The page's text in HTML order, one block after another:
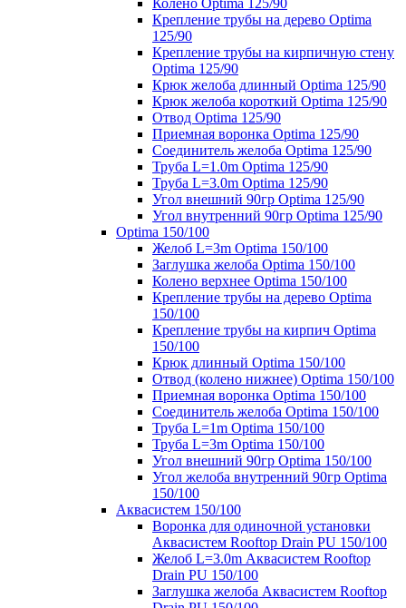
Колено Optima 125/90
Крепление трубы на дерево Optima
125/90
Крепление трубы на кирпичную стену
Optima 125/90
Крюк желоба длинный Optima 125/90
Крюк желоба короткий Optima 125/90
Отвод Optima 125/90
Приемная воронка Optima 125/90
Соединитель желоба Optima 125/90
Труба L=1.0m Optima 125/90
Труба L=3.0m Optima 125/90
Угол внешний 90гр Optima 125/90
Угол внутренний 90гр Optima 125/90
Optima 150/100
Желоб L=3m Optima 150/100
Заглушка желоба Optima 150/100
Колено верхнее Optima 150/100
Крепление трубы на дерево Optima
150/100
Крепление трубы на кирпич Optima
150/100
Крюк длинный Optima 150/100
Отвод (колено нижнее) Optima 150/100
Приемная воронка Optima 150/100
Соединитель желоба Optima 150/100
Труба L=1m Optima 150/100
Труба L=3m Optima 150/100
Угол внешний 90гр Optima 150/100
Угол желоба внутренний 90гр Optima
150/100
Аквасистем 150/100
Воронка для одиночной установки
Аквасистем Rooftop Drain PU 150/100
Желоб L=3.0m Аквасистем Rooftop
Drain PU 150/100
Заглушка желоба Аквасистем Rooftop